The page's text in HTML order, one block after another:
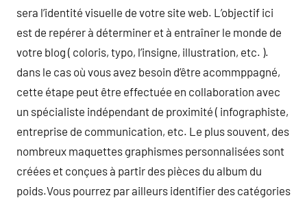
sera l’identité visuelle de votre site web. L’objectif ici
est de repérer à déterminer et à entraîner le monde de
votre blog ( coloris, typo, l’insigne, illustration, etc. ).
dans le cas où vous avez besoin d’être acommppagné,
cette étape peut être effectuée en collaboration avec
un spécialiste indépendant de proximité ( infographiste,
entreprise de communication, etc. Le plus souvent, des
nombreux maquettes graphismes personnalisées sont
créées et conçues à partir des pièces du album du
poids.Vous pourrez par ailleurs identifier des catégories